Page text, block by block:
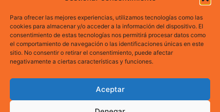
Para ofrecer las mejores experiencias, utilizamos tecnologías como las
cookies para almacenar y/o acceder a la información del dispositivo. El
consentimiento de estas tecnologías nos permitirá procesar datos como
el comportamiento de navegación o las identificaciones únicas en este
sitio. No consentir o retirar el consentimiento, puede afectar
negativamente a ciertas características y funciones.
Aceptar